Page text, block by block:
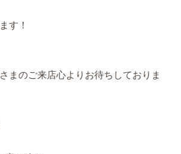
す！
まのご来店心よりお待ちしておりま